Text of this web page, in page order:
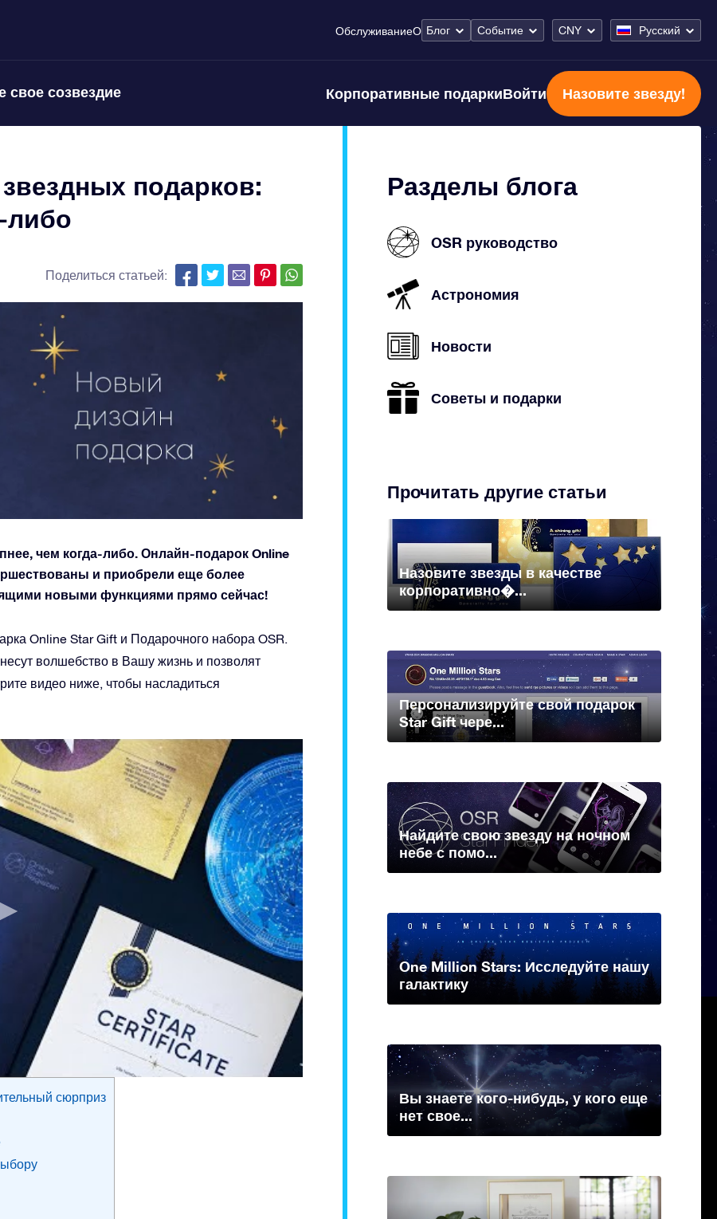
ОбслуживаниеО Блог Событие CNY Русский
свое созвездие Корпоративные подаркиВойти Назовите звезду!
подарков:
либо
Поделиться статьей:
чем когда-либо. Онлайн-подарок Online
и приобрели еще более
новыми функциями прямо сейчас!
Online Star Gift и Подарочного набора OSR.
волшебство в Вашу жизнь и позволят
видео ниже, чтобы насладиться
сюрприз
Разделы блога
OSR руководство
Астрономия
Новости
Советы и подарки
Прочитать другие статьи
Назовите звезды в качестве
корпоративно�...
Персонализируйте свой подарок
Star Gift чере...
Найдите свою звезду на ночном
небе с помо...
One Million Stars: Исследуйте нашу
галактику
Вы знаете кого-нибудь, у кого еще
нет свое...